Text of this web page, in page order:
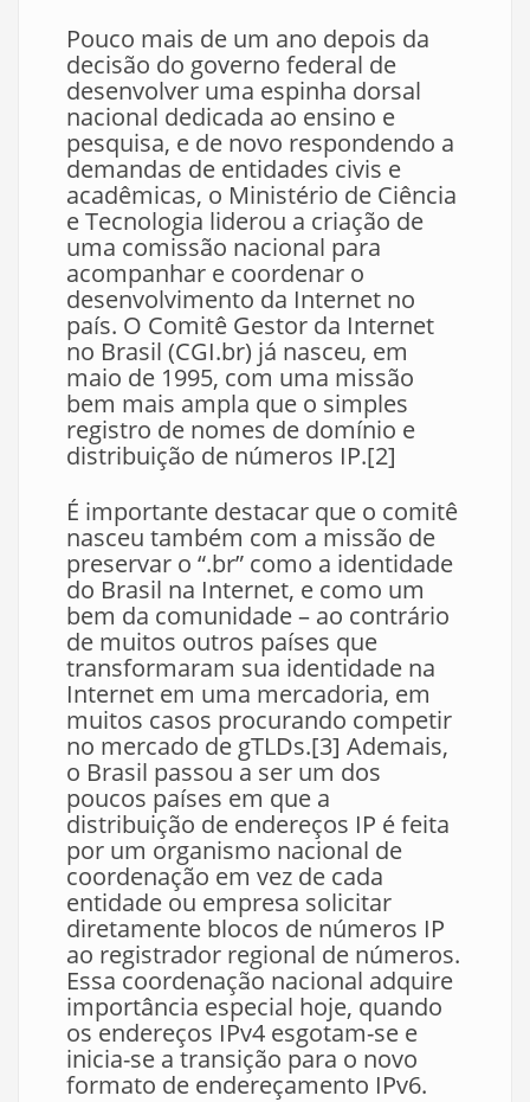
Pouco mais de um ano depois da
decisão do governo federal de
desenvolver uma espinha dorsal
nacional dedicada ao ensino e
pesquisa, e de novo respondendo a
demandas de entidades civis e
acadêmicas, o Ministério de Ciência
e Tecnologia liderou a criação de
uma comissão nacional para
acompanhar e coordenar o
desenvolvimento da Internet no
país. O Comitê Gestor da Internet
no Brasil (CGI.br) já nasceu, em
maio de 1995, com uma missão
bem mais ampla que o simples
registro de nomes de domínio e
distribuição de números IP.[2]
É importante destacar que o comitê
nasceu também com a missão de
preservar o “.br” como a identidade
do Brasil na Internet, e como um
bem da comunidade – ao contrário
de muitos outros países que
transformaram sua identidade na
Internet em uma mercadoria, em
muitos casos procurando competir
no mercado de gTLDs.[3] Ademais,
o Brasil passou a ser um dos
poucos países em que a
distribuição de endereços IP é feita
por um organismo nacional de
coordenação em vez de cada
entidade ou empresa solicitar
diretamente blocos de números IP
ao registrador regional de números.
Essa coordenação nacional adquire
importância especial hoje, quando
os endereços IPv4 esgotam-se e
inicia-se a transição para o novo
formato de endereçamento IPv6.